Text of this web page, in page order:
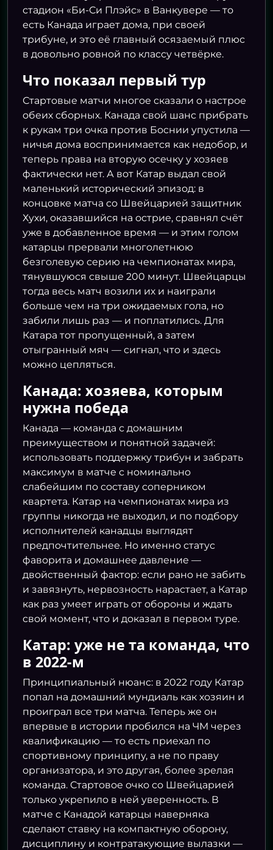
стадион «Би-Си Плэйс» в Ванкувере — то
есть Канада играет дома, при своей
трибуне, и это её главный осязаемый плюс
в довольно ровной по классу четвёрке.
Что показал первый тур
Стартовые матчи многое сказали о настрое
обеих сборных. Канада свой шанс прибрать
к рукам три очка против Боснии упустила —
ничья дома воспринимается как недобор, и
теперь права на вторую осечку у хозяев
фактически нет. А вот Катар выдал свой
маленький исторический эпизод: в
концовке матча со Швейцарией защитник
Хухи, оказавшийся на острие, сравнял счёт
уже в добавленное время — и этим голом
катарцы прервали многолетнюю
безголевую серию на чемпионатах мира,
тянувшуюся свыше 200 минут. Швейцарцы
тогда весь матч возили их и наиграли
больше чем на три ожидаемых гола, но
забили лишь раз — и поплатились. Для
Катара тот пропущенный, а затем
отыгранный мяч — сигнал, что и здесь
можно цепляться.
Канада: хозяева, которым
нужна победа
Канада — команда с домашним
преимуществом и понятной задачей:
использовать поддержку трибун и забрать
максимум в матче с номинально
слабейшим по составу соперником
квартета. Катар на чемпионатах мира из
группы никогда не выходил, и по подбору
исполнителей канадцы выглядят
предпочтительнее. Но именно статус
фаворита и домашнее давление —
двойственный фактор: если рано не забить
и завязнуть, нервозность нарастает, а Катар
как раз умеет играть от обороны и ждать
свой момент, что и доказал в первом туре.
Катар: уже не та команда, что
в 2022-м
Принципиальный нюанс: в 2022 году Катар
попал на домашний мундиаль как хозяин и
проиграл все три матча. Теперь же он
впервые в истории пробился на ЧМ через
квалификацию — то есть приехал по
спортивному принципу, а не по праву
организатора, и это другая, более зрелая
команда. Стартовое очко со Швейцарией
только укрепило в ней уверенность. В
матче с Канадой катарцы наверняка
сделают ставку на компактную оборону,
дисциплину и контратакующие вылазки —